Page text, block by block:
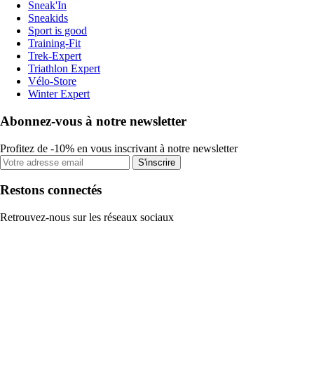
Sneak'In
Sneakids
Sport is good
Training-Fit
Trek-Expert
Triathlon Expert
Vélo-Store
Winter Expert
Abonnez-vous à notre newsletter
Profitez de -10% en vous inscrivant à notre newsletter
S'inscrire
Restons connectés
Retrouvez-nous sur les réseaux sociaux